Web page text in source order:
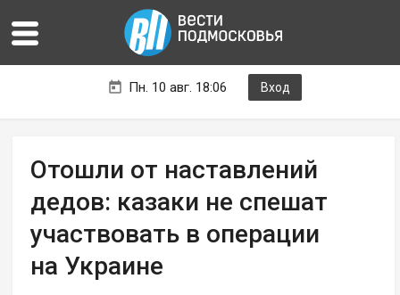
Пн. 10 авг. 18:06 Вход
Отошли от наставлений
дедов: казаки не спешат
участвовать в операции
на Украине